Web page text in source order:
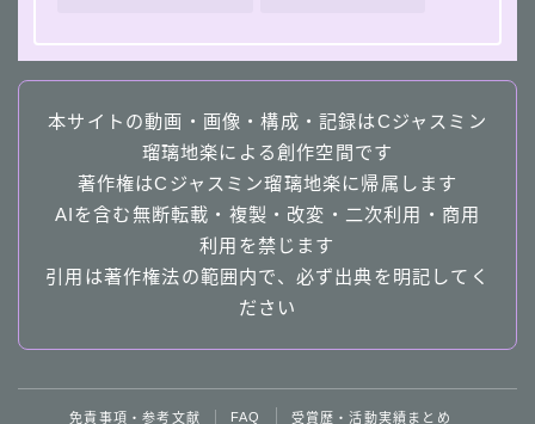
本サイトの動画・画像・構成・記録はCジャスミン
瑠璃地楽による創作空間です
著作権はCジャスミン瑠璃地楽に帰属します
AIを含む無断転載・複製・改変・二次利用・商用
利用を禁じます
引用は著作権法の範囲内で、必ず出典を明記してく
ださい
免責事項・参考文献 FAQ 受賞歴・活動実績まとめ